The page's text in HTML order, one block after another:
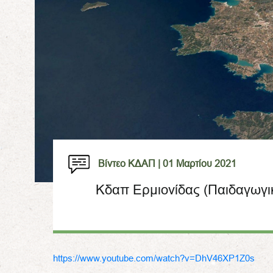
Βίντεο ΚΔΑΠ | 01 Μαρτίου 2021
Κδαπ Ερμιονίδας
https://www.youtube.com/watch?v=DhV46XP1Z0s